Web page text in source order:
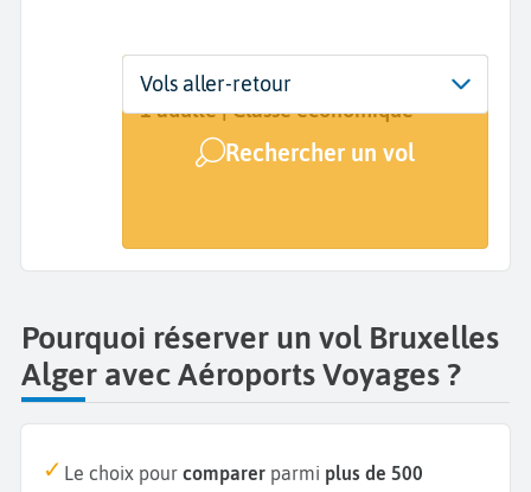
Départ
Bruxelles (BRU)
Dates
Dates de votre voyage
Voyageurs | Classe
1 adulte | Classe économique
Rechercher un vol
Vols aller-retour
Pourquoi réserver un vol Bruxelles
Alger avec Aéroports Voyages ?
Le choix pour comparer parmi plus de 500